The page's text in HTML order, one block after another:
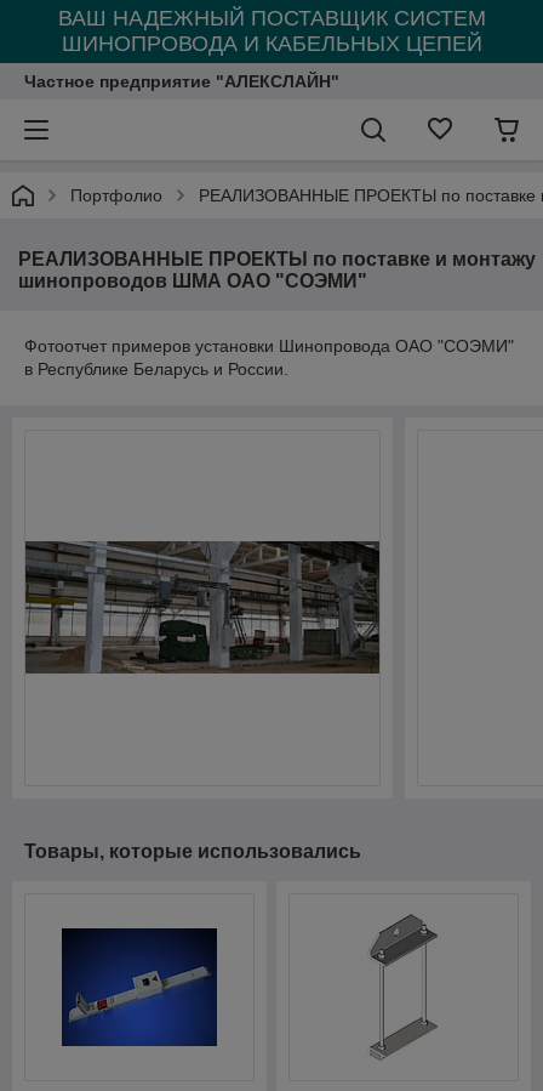
ВАШ НАДЕЖНЫЙ ПОСТАВЩИК СИСТЕМ
ШИНОПРОВОДА И КАБЕЛЬНЫХ ЦЕПЕЙ
Частное предприятие "АЛЕКСЛАЙН"
Портфолио РЕАЛИЗОВАННЫЕ ПРОЕКТЫ по
РЕАЛИЗОВАННЫЕ ПРОЕКТЫ по поставке и монтажу
шинопроводов ШМА ОАО "СОЭМИ"
Фотоотчет примеров установки Шинопровода ОАО "СОЭМИ"
в Республике Беларусь и России.
Товары, которые использовались